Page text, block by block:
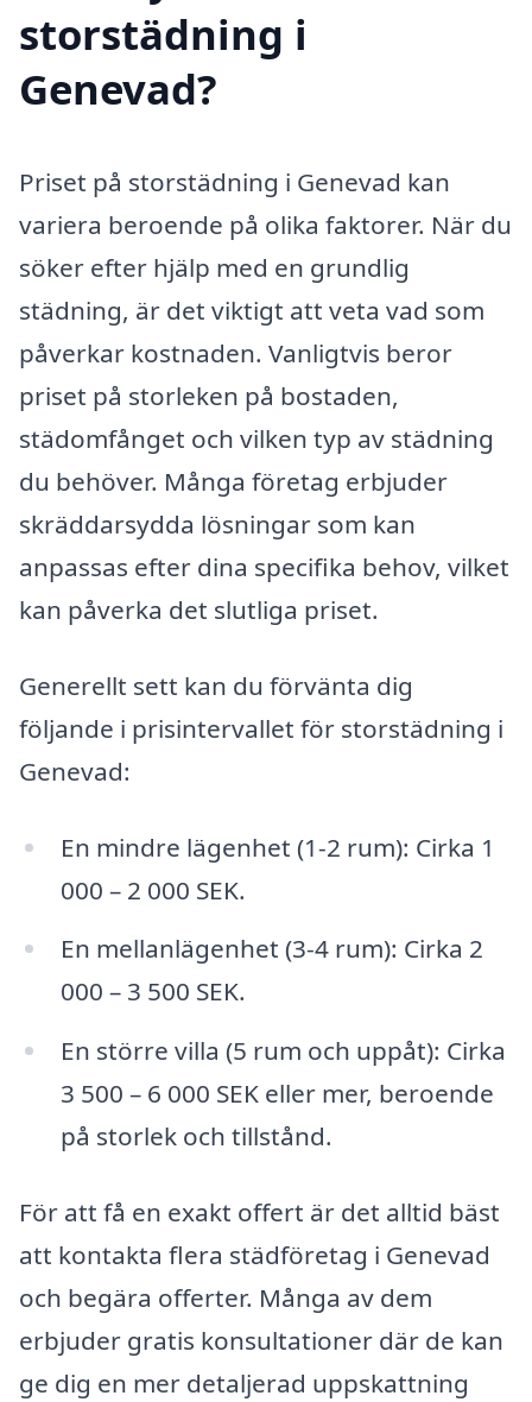
storstädning i
Genevad?
Priset på storstädning i Genevad kan
variera beroende på olika faktorer. När du
söker efter hjälp med en grundlig
städning, är det viktigt att veta vad som
påverkar kostnaden. Vanligtvis beror
priset på storleken på bostaden,
städomfånget och vilken typ av städning
du behöver. Många företag erbjuder
skräddarsydda lösningar som kan
anpassas efter dina specifika behov, vilket
kan påverka det slutliga priset.
Generellt sett kan du förvänta dig
följande i prisintervallet för storstädning i
Genevad:
En mindre lägenhet (1-2 rum): Cirka 1
000 – 2 000 SEK.
En mellanlägenhet (3-4 rum): Cirka 2
000 – 3 500 SEK.
En större villa (5 rum och uppåt): Cirka
3 500 – 6 000 SEK eller mer, beroende
på storlek och tillstånd.
För att få en exakt offert är det alltid bäst
att kontakta flera städföretag i Genevad
och begära offerter. Många av dem
erbjuder gratis konsultationer där de kan
ge dig en mer detaljerad uppskattning